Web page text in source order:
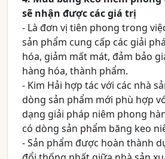
sẽ nhận được các giá trị
- Là đơn vị tiên phong trong
sản phẩm cung cấp các giải
hóa, giảm mất mát, đảm bảo
hàng hóa, thành phẩm.
- Kim Hải hợp tác với các nhà
dòng sản phẩm mới phù hợp
dạng giải pháp niêm phong
có dòng sản phẩm băng keo
- Sản phẩm được hoàn thành